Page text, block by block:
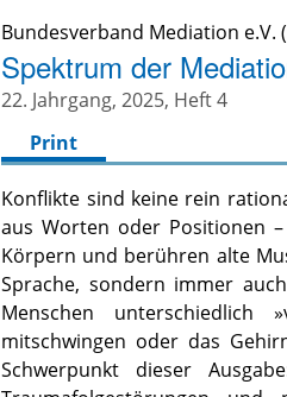
Bundesverband Mediation e.V.
Spektrum der
22. Jahrgang, 2025, Heft 4
Print
Konflikte sind keine rein
aus Worten oder Positionen
Körpern und berühren alte
Sprache, sondern immer
Menschen unterschiedlich
mitschwingen oder das
Schwerpunkt dieser